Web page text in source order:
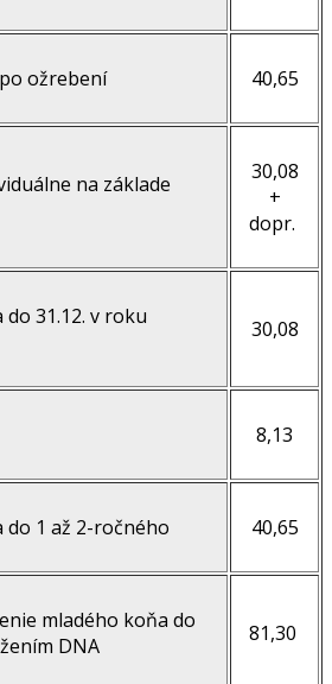
ožrebení 40,65
na základe
30,08
+
dopr.
31.12. v roku
30,08
8,13
do 1 až 2-ročného 40,65
mladého koňa do
DNA
81,30